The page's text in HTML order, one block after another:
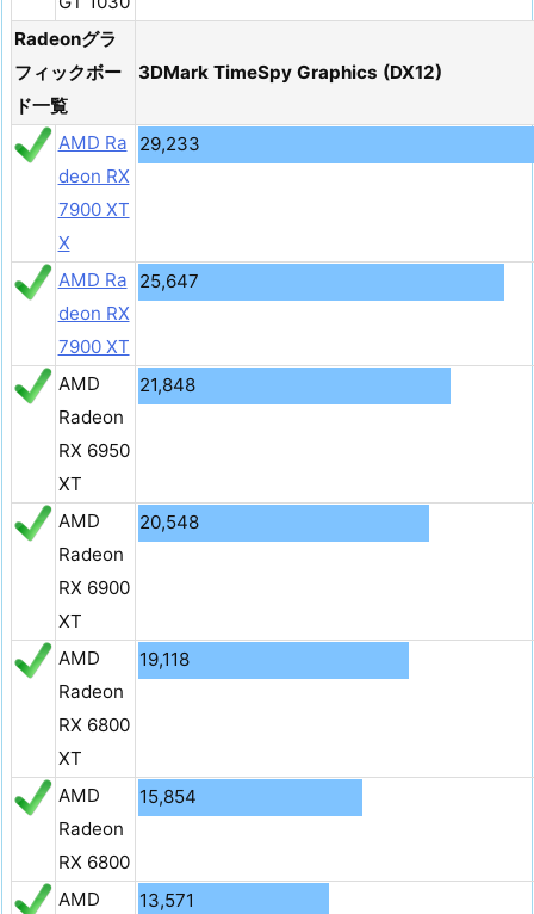
Radeonグラ
フィックボー
ド一覧
3DMark TimeSpy Graphics (DX12)
AMD Ra
deon RX
7900 XT
X
29,233
AMD Ra
deon RX
7900 XT
25,647
AMD
Radeon
RX 6950
XT
21,848
AMD
Radeon
RX 6900
XT
20,548
AMD
Radeon
RX 6800
XT
19,118
AMD
Radeon
RX 6800
15,854
AMD
13,571